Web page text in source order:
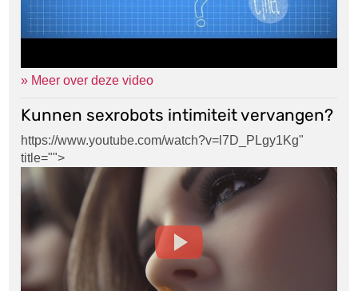
» Meer over deze video
Kunnen sexrobots intimiteit vervangen?
https://www.youtube.com/watch?v=l7D_PLgy1Kg"
title="">